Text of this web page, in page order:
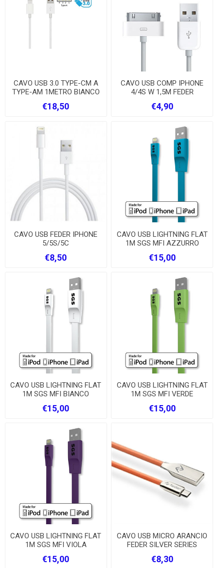
CAVO USB 3.0 TYPE-CM A
TYPE-AM 1METRO BIANCO
€18,50
CAVO USB COMP IPHONE
4/4S W 1,5M FEDER
€4,90
CAVO USB FEDER IPHONE
5/5S/5C
€8,50
CAVO USB LIGHTNING FLAT
1M SGS MFI AZZURRO
€15,00
CAVO USB LIGHTNING FLAT
1M SGS MFI BIANCO
€15,00
CAVO USB LIGHTNING FLAT
1M SGS MFI VERDE
€15,00
CAVO USB LIGHTNING FLAT
1M SGS MFI VIOLA
€15,00
CAVO USB MICRO ARANCIO
FEDER SILVER SERIES
€8,30